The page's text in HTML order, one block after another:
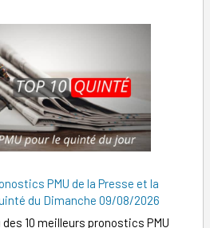
PMU de la Presse et la
du Dimanche 09/08/2026
10 meilleurs pronostics PMU